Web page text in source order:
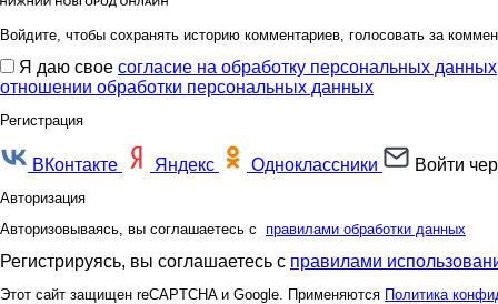
Войдите, чтобы сохранять историю комментариев, голосовать за
Я даю свое согласие на обработку персональных данных
отношении обработки персональных данных
Регистрация
ВКонтакте Яндекс Одноклассники Войти
Авторизация
Авторизовываясь, вы соглашаетесь с правилами обработки данных
Регистрируясь, вы соглашаетесь с правилами
Этот сайт защищен reCAPTCHA и Google. Применяются Политика